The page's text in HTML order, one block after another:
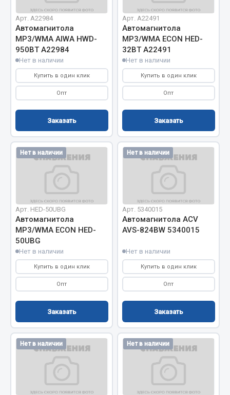
Фитинги
Штуцеры
Весь раздел
Инструмент
Измерительный инструмент
Крепежный инструмент
Режущий инструмент
Силовое оборудование
Показать ещё
Весь раздел
Цепи подъёмные
РТИ
Кольца уплотнительные
Арт. А22984
Автомагнитола
МР3/WMA AIWA HWD-
950ВТ А22984
Нет в наличии
Купить в один клик
Опт
Заказать
Арт. А22491
Автомагнитола
МР3/WMA ЕСОN HED-
32ВТ А22491
Нет в наличии
Купить в один клик
Опт
Заказать
Нет в наличии
Арт. HED-50UBG
Автомагнитола
МР3/WMA ЕСОN HED-
50UBG
Нет в наличии
Купить в один клик
Опт
Заказать
Нет в наличии
Арт. 5340015
Автомагнитола ACV
AVS-824BW 5340015
Нет в наличии
Купить в один клик
Опт
Заказать
Нет в наличии Нет в наличии